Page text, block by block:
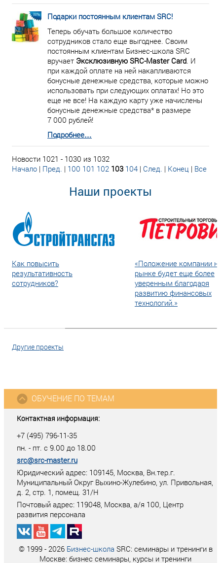
Подарки постоянным клиентам SRC!
Теперь обучать большое количество
сотрудников стало еще выгоднее. Своим
постоянным клиентам Бизнес-школа SRC
вручает Эксклюзивную SRC-Master Card. И
при каждой оплате на ней накапливаются
бонусные денежные средства, которые можно
использовать при следующих оплатах! Но это
еще не все! На каждую карту уже начислены
бонусные денежные средства* в размере
7 000 рублей!
Подробнее…
Новости 1021 - 1030 из 1032
Начало | Пред. | 100 101 102 103 104 | След. | Конец | Все
Наши проекты
Как повысить
результативность
сотрудников?
«Положение компании
рынке будет еще более
уверенным благодаря
развитию финансовых
технологий.»
Другие проекты
Контактная информация:
+7 (495) 796-11-35
пн. - пт. с 9.00 до 18.00
src@src-master.ru
Юридический адрес: 109145, Москва, Вн.тер.г.
Муниципальный Округ Выхино-Жулебино, ул. Привольная,
д. 2, стр. 1, помещ. 31/Н
Почтовый адрес: 119048, Москва, а/я 100, Центр
развития персонала
ОБУЧЕНИЕ ПО ТЕМАМ
© 1999 - 2026 Бизнес-школа SRC: семинары и тренинги в
Москве: бизнес семинары, курсы и тренинги